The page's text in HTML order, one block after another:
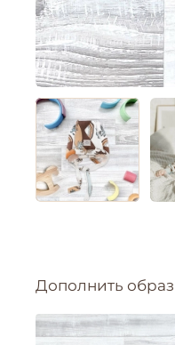
Дополнить образ